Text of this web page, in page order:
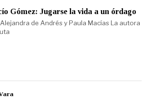
Gómez: Jugarse la vida a un órdago
de Andrés y Paula Macías La autora